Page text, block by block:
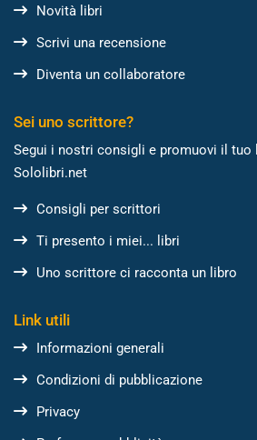
Novità libri
Scrivi una recensione
Diventa un collaboratore
Sei uno scrittore?
Segui i nostri consigli e promuovi il tuo
Sololibri.net
Consigli per scrittori
Ti presento i miei... libri
Uno scrittore ci racconta un libro
Link utili
Informazioni generali
Condizioni di pubblicazione
Privacy